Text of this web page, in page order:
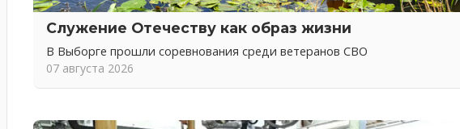
Служение Отечеству как образ жизни
В Выборге прошли соревнования среди ветеранов СВО
07 августа 2026